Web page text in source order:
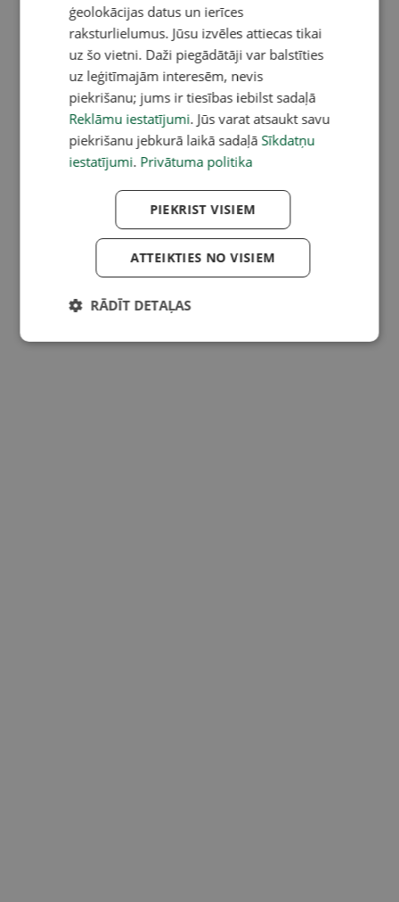
ģeolokācijas datus un ierīces
raksturlielumus. Jūsu izvēles attiecas tikai
uz šo vietni. Daži piegādātāji var balstīties
uz leģitīmajām interesēm, nevis
piekrišanu; jums ir tiesības iebilst sadaļā
Reklāmu iestatījumi. Jūs varat atsaukt savu
piekrišanu jebkurā laikā sadaļā Sīkdatņu
iestatījumi. Privātuma politika
PIEKRIST VISIEM
ATTEIKTIES NO VISIEM
RĀDĪT DETAĻAS